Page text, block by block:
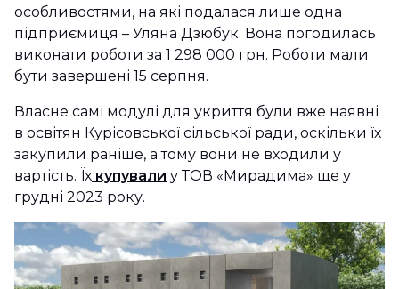
особливостями, на які подалася лише одна
підприємиця – Уляна Дзюбук. Вона погодилась
виконати роботи за 1 298 000 грн. Роботи мали
бути завершені 15 серпня.
Власне самі модулі для укриття були вже наявні
в освітян Курісовської сільської ради, оскільки їх
закупили раніше, а тому вони не входили у
вартість. Їх купували у ТОВ «Мирадима» ще у
грудні 2023 року.